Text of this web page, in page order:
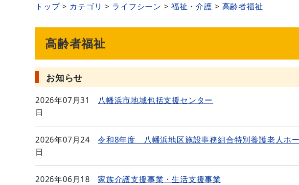
トップ カテゴリ ライフシーン 福祉・介護 高齢者福祉
高齢者福祉
お知らせ
2026年07月31
日
八幡浜市地域包括支援センター
2026年07月24
日
令和8年度 八幡浜地区施設事務組合特別養護老人ホ
2026年06月18
家族介護支援事業・生活支援事業